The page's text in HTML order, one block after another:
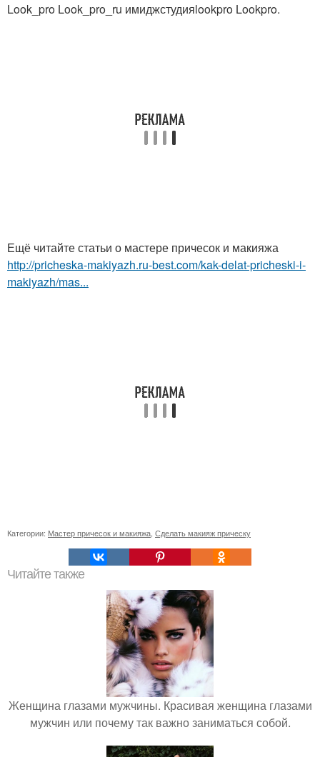
Look_pro Look_pro_ru имиджстудияlookpro Lookpro.
Ещё читайте статьи о мастере причесок и макияжа
http://pricheska-makiyazh.ru-best.com/kak-delat-pricheski-i-
makiyazh/mas...
Категории: Мастер причесок и макияжа Сделать макияж прическу
Читайте также
Женщина глазами мужчины. Красивая женщина глазами
мужчин или почему так важно заниматься собой.